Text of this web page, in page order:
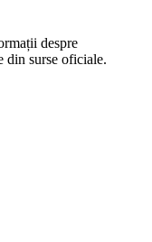
despre
din surse oficiale.